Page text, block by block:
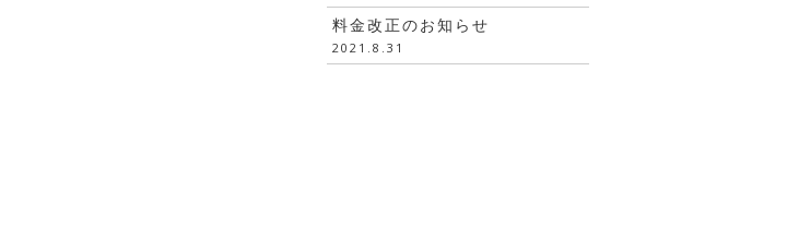
料金改正のお知らせ
2021.8.31